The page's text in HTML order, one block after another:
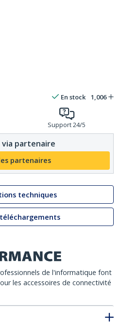
En stock 1,006
Support 24/5
partenaire
partenaires
techniques
de l'informatique font
les accessoires de connectivité